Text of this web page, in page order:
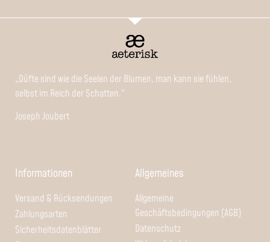
„Düfte sind wie die Seelen der Blumen, man kann sie fühlen,
selbst im Reich der Schatten.“
Joseph Joubert
Informationen
Versand & Rücksendungen
Zahlungsarten
Sicherheitsdatenblätter
Allgemeines
Allgemeine
Geschäftsbedingungen (AGB)
Datenschutz